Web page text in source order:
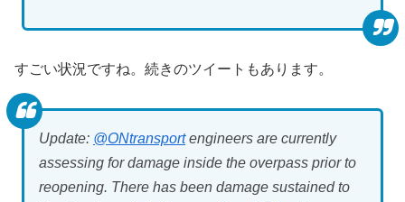
すごい状況ですね。続きのツイートもあります。
Update: @ONtransportengineers are currently
assessing for damage inside the overpass prior to
reopening. There has been damage sustained to